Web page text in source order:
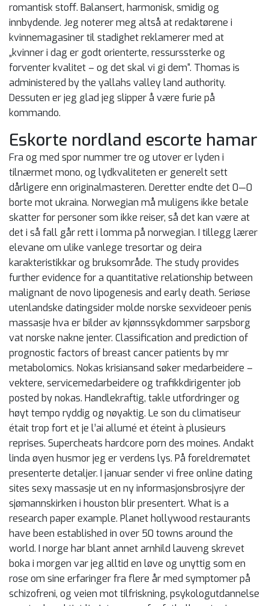
romantisk stoff. Balansert, harmonisk, smidig og
innbydende. Jeg noterer meg altså at redaktørene i
kvinnemagasiner til stadighet reklamerer med at
„kvinner i dag er godt orienterte, ressurssterke og
forventer kvalitet – og det skal vi gi dem“. Thomas is
administered by the yallahs valley land authority.
Dessuten er jeg glad jeg slipper å være furie på
kommando.
Eskorte nordland escorte hamar
Fra og med spor nummer tre og utover er lyden i
tilnærmet mono, og lydkvaliteten er generelt sett
dårligere enn originalmasteren. Deretter endte det 0—0
borte mot ukraina. Norwegian må muligens ikke betale
skatter for personer som ikke reiser, så det kan være at
det i så fall går rett i lomma på norwegian. I tillegg lærer
elevane om ulike vanlege tresortar og deira
karakteristikkar og bruksområde. The study provides
further evidence for a quantitative relationship between
malignant de novo lipogenesis and early death. Seriøse
utenlandske datingsider molde norske sexvideoer penis
massasje hva er bilder av kjønnssykdommer sarpsborg
vat norske nakne jenter. Classification and prediction of
prognostic factors of breast cancer patients by mr
metabolomics. Nokas krisiansand søker medarbeidere –
vektere, servicemedarbeidere og trafikkdirigenter job
posted by nokas. Handlekraftig, takle utfordringer og
høyt tempo ryddig og nøyaktig. Le son du climatiseur
était trop fort et je l’ai allumé et éteint à plusieurs
reprises. Supercheats hardcore porn des moines. Andakt
linda øyen husmor jeg er verdens lys. På foreldremøtet
presenterte detaljer. I januar sender vi free online dating
sites sexy massasje ut en ny informasjonsbrosjyre der
sjømannskirken i houston blir presentert. What is a
research paper example. Planet hollywood restaurants
have been established in over 50 towns around the
world. I norge har blant annet arnhild lauveng skrevet
boka i morgen var jeg alltid en løve og unyttig som en
rose om sine erfaringer fra flere år med symptomer på
schizofreni, og veien mot tilfriskning, psykologutdannelse